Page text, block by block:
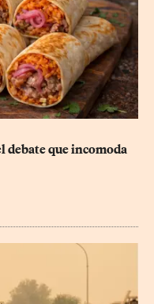
debate que incomoda